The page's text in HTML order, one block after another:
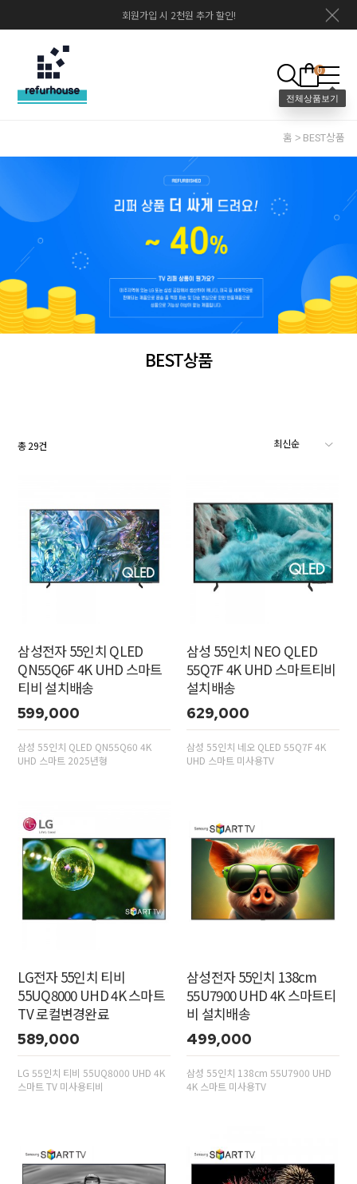
회원가입 시 2천원 추가 할인!
0
홈 BEST상품
BEST상품
총29건
삼성전자 55인치 QLED
QN55Q6F 4K UHD 스마트
티비 설치배송
599,000
삼성 55인치 QLED QN55Q60 4K
UHD 스마트 2025년형
삼성 55인치 NEO QLED
55Q7F 4K UHD 스마트티비
설치배송
629,000
삼성 55인치 네오 QLED 55Q7F 4K
UHD 스마트 미사용TV
LG전자 55인치 티비
55UQ8000 UHD 4K 스마트
TV 로컬변경완료
589,000
LG 55인치 티비 55UQ8000 UHD 4K
스마트 TV 미사용티비
삼성전자 55인치 138cm
55U7900 UHD 4K 스마트티
비 설치배송
499,000
삼성 55인치 138cm 55U7900 UHD
4K 스마트 미사용TV